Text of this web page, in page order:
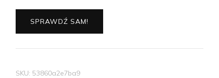
SPRAWDŹ SAM!
SKU: 53860a2e7ba9